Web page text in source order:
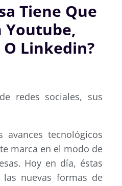
Tiene Que
Youtube,
Linkedin?
redes sociales, sus
avances tecnológicos
marca en el modo de
Hoy en día, éstas
las nuevas formas de